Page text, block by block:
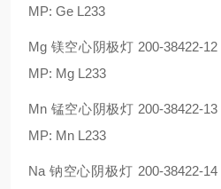
MP: Ge L233
Mg 镁空心阴极灯 200-38422-
MP: Mg L233
Mn 锰空心阴极灯 200-38422-
MP: Mn L233
Na 钠空心阴极灯 200-38422-